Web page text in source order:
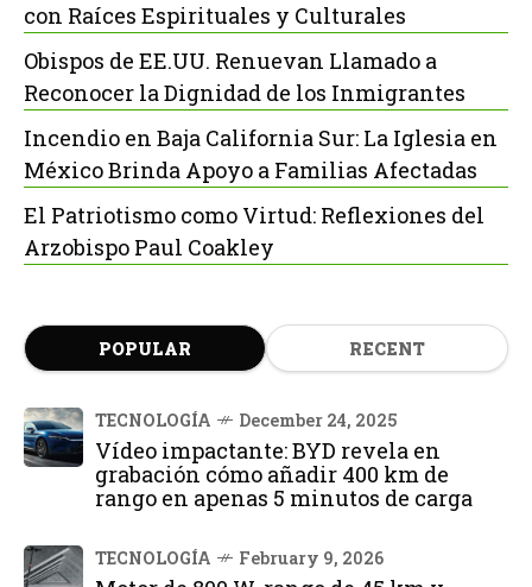
con Raíces Espirituales y Culturales
Obispos de EE.UU. Renuevan Llamado a
Reconocer la Dignidad de los Inmigrantes
Incendio en Baja California Sur: La Iglesia en
México Brinda Apoyo a Familias Afectadas
El Patriotismo como Virtud: Reflexiones del
Arzobispo Paul Coakley
POPULAR RECENT
TECNOLOGÍA December 24, 2025
Vídeo impactante: BYD revela en
grabación cómo añadir 400 km de
rango en apenas 5 minutos de carga
TECNOLOGÍA February 9, 2026